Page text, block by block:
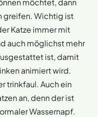
greifen. Wichtig ist
Katze immer mit
auch möglichst mehr
ist, damit
animiert wird.
trinkfaul. Auch ein
an, denn der ist
Wassernapf.